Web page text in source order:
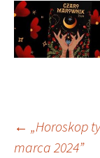
← „Horoskop
marca 2024”